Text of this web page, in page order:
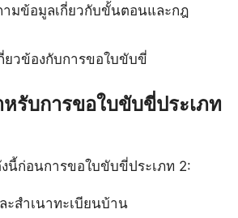
ามข้อมูลเกี่ยวกับขั้นตอนและกฎ
ยวข้องกับการขอใบขับขี่
รับการขอใบขับขี่ประเภท
นี้ก่อนการขอใบขับขี่ประเภท 2:
สำเนาทะเบียนบ้าน